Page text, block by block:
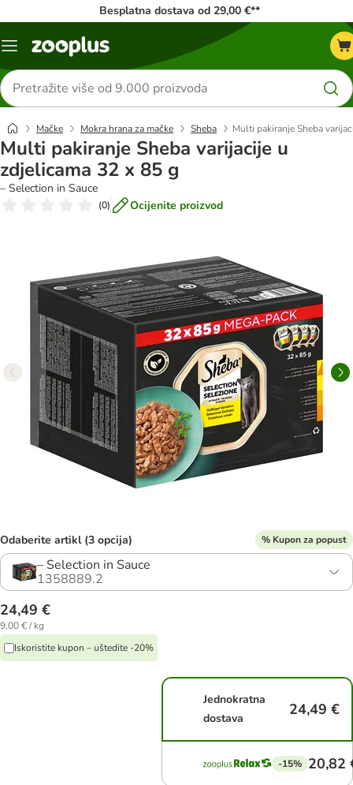
Besplatna dostava od 29,00 €**
Izbornik
Traži
proizvode
Mačke Mokra hrana za mačke Sheba Multi pakiranje Sheba
Multi pakiranje Sheba varijacije u
zdjelicama 32 x 85 g
– Selection in Sauce
(0) Ocijenite proizvod
Odaberite artikl (3 opcija) % Kupon za popust
– Selection in Sauce
1358889.2
24,49 €
9,00 € / kg
Iskoristite kupon – uštedite -20%
Jednokratna
dostava
24,49 €
-15% 20,82